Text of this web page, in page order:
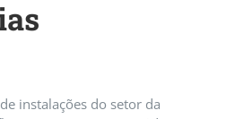
instalações do setor da